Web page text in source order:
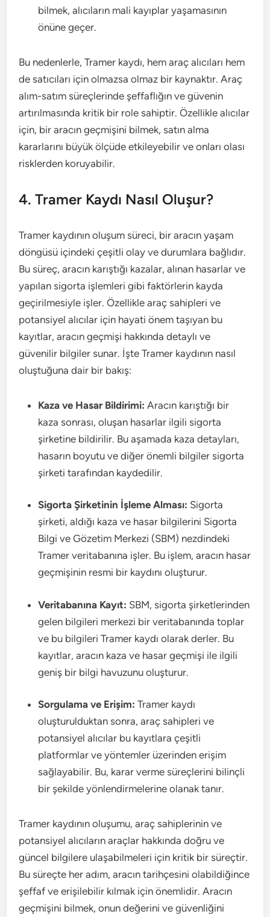
bilmek, alıcıların mali kayıplar yaşamasının
önüne geçer.
Bu nedenlerle, Tramer kaydı, hem araç alıcıları hem
de satıcıları için olmazsa olmaz bir kaynaktır. Araç
alım-satım süreçlerinde şeffaflığın ve güvenin
artırılmasında kritik bir role sahiptir. Özellikle alıcılar
için, bir aracın geçmişini bilmek, satın alma
kararlarını büyük ölçüde etkileyebilir ve onları olası
risklerden koruyabilir.
4. Tramer Kaydı Nasıl Oluşur?
Tramer kaydının oluşum süreci, bir aracın yaşam
döngüsü içindeki çeşitli olay ve durumlara bağlıdır.
Bu süreç, aracın karıştığı kazalar, alınan hasarlar ve
yapılan sigorta işlemleri gibi faktörlerin kayda
geçirilmesiyle işler. Özellikle araç sahipleri ve
potansiyel alıcılar için hayati önem taşıyan bu
kayıtlar, aracın geçmişi hakkında detaylı ve
güvenilir bilgiler sunar. İşte Tramer kaydının nasıl
oluştuğuna dair bir bakış:
Kaza ve Hasar Bildirimi: Aracın karıştığı bir
kaza sonrası, oluşan hasarlar ilgili sigorta
şirketine bildirilir. Bu aşamada kaza detayları,
hasarın boyutu ve diğer önemli bilgiler sigorta
şirketi tarafından kaydedilir.
Sigorta Şirketinin İşleme Alması: Sigorta
şirketi, aldığı kaza ve hasar bilgilerini Sigorta
Bilgi ve Gözetim Merkezi (SBM) nezdindeki
Tramer veritabanına işler. Bu işlem, aracın hasar
geçmişinin resmi bir kaydını oluşturur.
Veritabanına Kayıt: SBM, sigorta şirketlerinden
gelen bilgileri merkezi bir veritabanında toplar
ve bu bilgileri Tramer kaydı olarak derler. Bu
kayıtlar, aracın kaza ve hasar geçmişi ile ilgili
geniş bir bilgi havuzunu oluşturur.
Sorgulama ve Erişim: Tramer kaydı
oluşturulduktan sonra, araç sahipleri ve
potansiyel alıcılar bu kayıtlara çeşitli
platformlar ve yöntemler üzerinden erişim
sağlayabilir. Bu, karar verme süreçlerini bilinçli
bir şekilde yönlendirmelerine olanak tanır.
Tramer kaydının oluşumu, araç sahiplerinin ve
potansiyel alıcıların araçlar hakkında doğru ve
güncel bilgilere ulaşabilmeleri için kritik bir süreçtir.
Bu süreçte her adım, aracın tarihçesini olabildiğince
şeffaf ve erişilebilir kılmak için önemlidir. Aracın
geçmişini bilmek, onun değerini ve güvenliğini